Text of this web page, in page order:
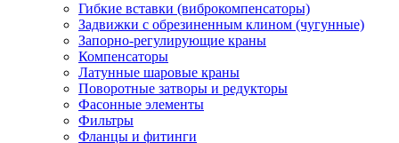
Гибкие вставки (виброкомпенсаторы)
Задвижки с обрезиненным клином (чугунные)
Запорно-регулирующие краны
Компенсаторы
Латунные шаровые краны
Поворотные затворы и редукторы
Фасонные элементы
Фильтры
Фланцы и фитинги